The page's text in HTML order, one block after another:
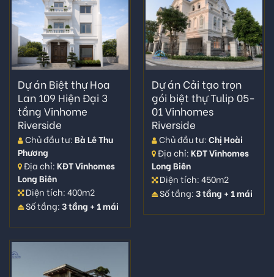
Dự án Biệt thự Hoa
Lan 109 Hiện Đại 3
tầng Vinhome
Riverside
Chủ đầu tư: Bà Lê Thu
Phương
Địa chỉ: KĐT Vinhomes
Long Biên
Diện tích: 400m2
Số tầng: 3 tầng + 1 mái
Dự án Cải tạo trọn
gói biệt thự Tulip 05-
01 Vinhomes
Riverside
Chủ đầu tư: Chị Hoài
Địa chỉ: KĐT Vinhomes
Long Biên
Diện tích: 450m2
Số tầng: 3 tầng + 1 mái